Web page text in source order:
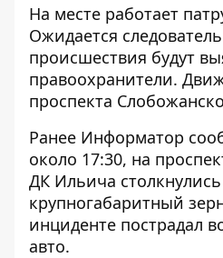
На месте работает
Ожидается
происшествия будут
правоохранители.
проспекта
Ранее Информатор
около 17:30, на
ДК Ильича столкнулись
крупногабаритный
инциденте пострадал
авто.